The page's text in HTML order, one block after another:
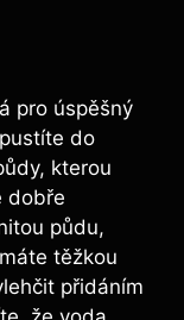
pro úspěšný
do
kterou
dobře
půdu,
těžkou
přidáním